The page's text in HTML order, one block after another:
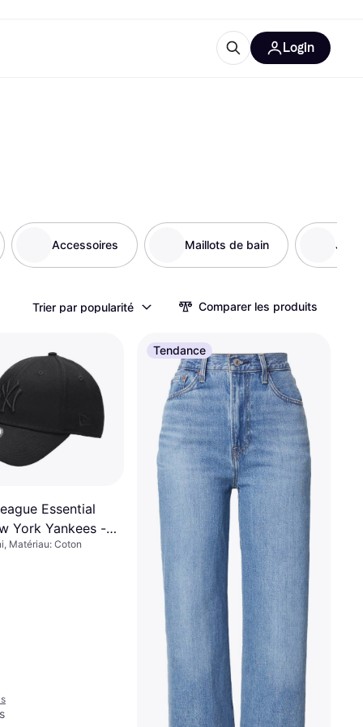
Login
Accessoires Maillots de bain
Trier par popularité Comparer les produits
Essential
York Yankees -
Matériau: Coton
Tendance